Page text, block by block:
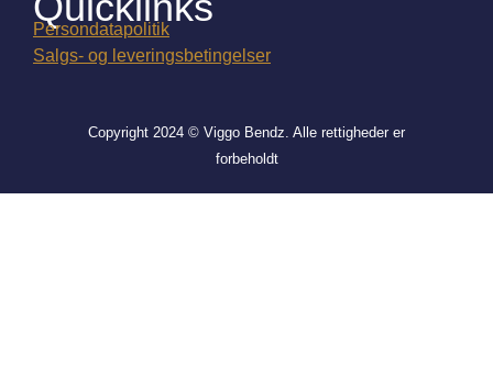
Persondatapolitik
Salgs- og leveringsbetingelser
Copyright 2024 © Viggo Bendz. Alle rettigheder er
forbeholdt